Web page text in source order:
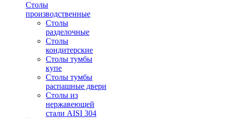
Столы
производственные
Столы
разделочные
Столы
кондитерские
Столы тумбы
купе
Столы тумбы
распашные двери
Столы из
нержавеющей
стали AISI 304